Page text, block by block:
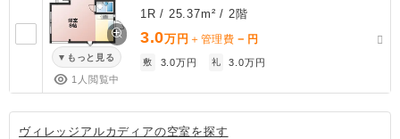
もっと見る
1人閲覧中
1R / 25.37m² / 2階
3.0万円 ＋管理費 － 円
敷 3.0万円 礼 3.0万円
ヴィレッジアルカディアの空室を探す